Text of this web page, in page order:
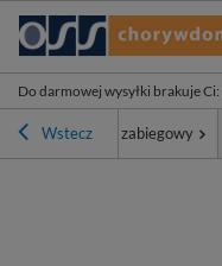
Do darmowej wysyłki brakuje Ci:
WsteczSprzęt zabiegowy